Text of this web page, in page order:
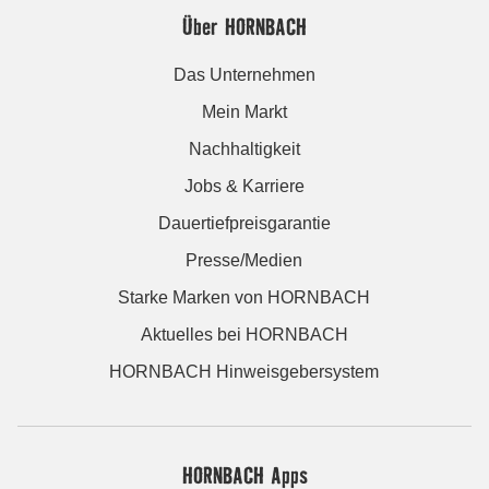
Über HORNBACH
Das Unternehmen
Mein Markt
Nachhaltigkeit
Jobs & Karriere
Dauertiefpreisgarantie
Presse/Medien
Starke Marken von HORNBACH
Aktuelles bei HORNBACH
HORNBACH Hinweisgebersystem
HORNBACH Apps